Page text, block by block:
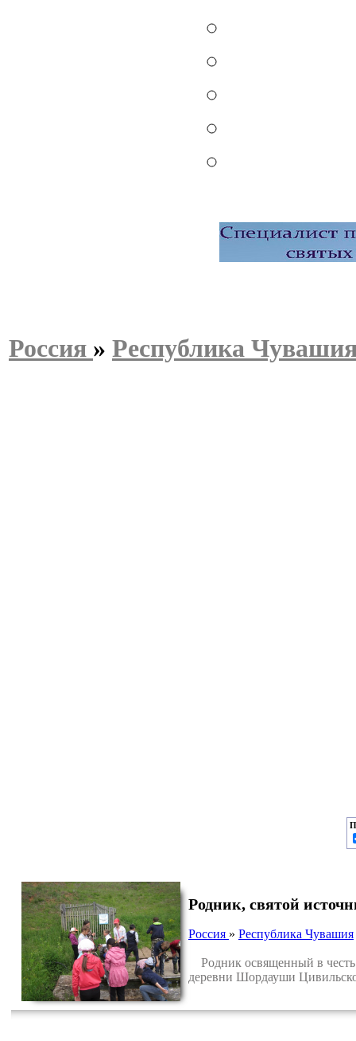
Россия » Республика
Родник, святой
Россия » Республика Чувашия
Родник освященный в честь
деревни Шордауши